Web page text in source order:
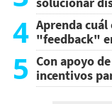
4 Aprenda
"feedback"
5 Con apoyo
incentivos